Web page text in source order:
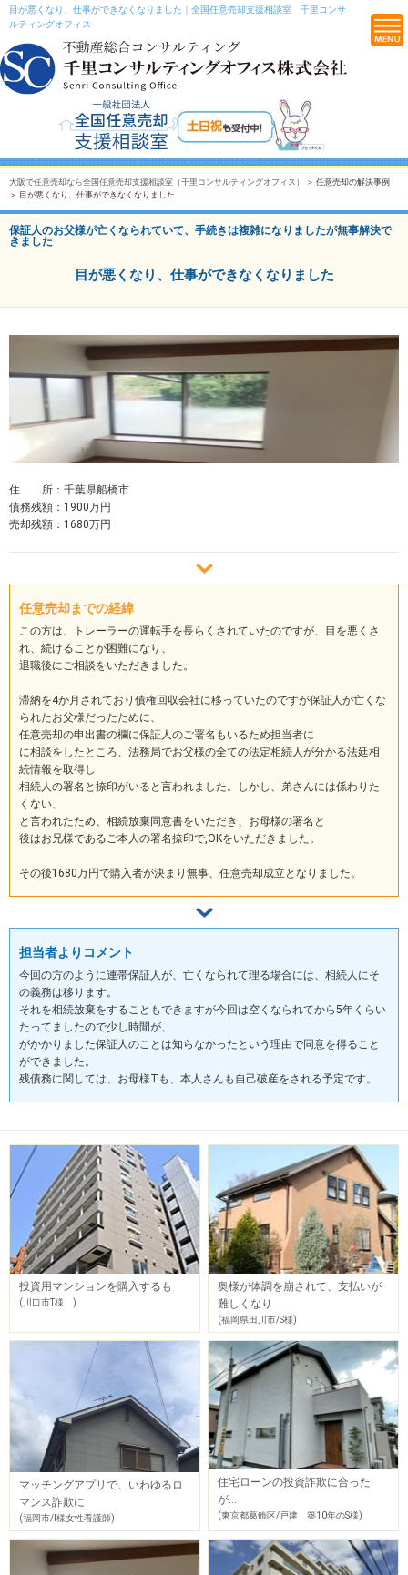
目が悪くなり、仕事ができなくなりました｜全国任意売却支援相談室 千里コンサ
ルティングオフィス
大阪で任意売却なら全国任意売却支援相談室（千里コンサルティングオフィス）
＞ 任意売却の解決事例
＞ 目が悪くなり、仕事ができなくなりました
保証人のお父様が亡くなられていて、手続きは複雑になりましたが無事解決で
きました
目が悪くなり、仕事ができなくなりました
住 所：千葉県船橋市
債務残額：1900万円
売却残額：1680万円
任意売却までの経緯
この方は、トレーラーの運転手を長らくされていたのですが、目を悪くさ
れ、続けることが困難になり、
退職後にご相談をいただきました。
滞納を4か月されており債権回収会社に移っていたのですが保証人が亡くな
られたお父様だったために、
任意売却の申出書の欄に保証人のご署名もいるため担当者に
に相談をしたところ、法務局でお父様の全ての法定相続人が分かる法廷相
続情報を取得し
相続人の署名と捺印がいると言われました。しかし、弟さんには係わりた
くない、
と言われたため、相続放棄同意書をいただき、お母様の署名と
後はお兄様であるご本人の署名捺印で,OKをいただきました。
その後1680万円で購入者が決まり無事、任意売却成立となりました。
担当者よりコメント
今回の方のように連帯保証人が、亡くなられて理る場合には、相続人にそ
の義務は移ります。
それを相続放棄をすることもできますが今回は空くなられてから5年くらい
たってましたので少し時間が、
がかかりました保証人のことは知らなかったという理由で同意を得ること
ができました。
残債務に関しては、お母様Tも、本人さんも自己破産をされる予定です。
投資用マンションを購入するも
(川口市T様 )
奥様が体調を崩されて、支払いが
難しくなり
(福岡県田川市/S様)
マッチングアプリで、いわゆるロ
マンス詐欺に
(福岡市/I様女性看護師)
住宅ローンの投資詐欺に合った
が…
(東京都葛飾区/戸建 築10年のS様)